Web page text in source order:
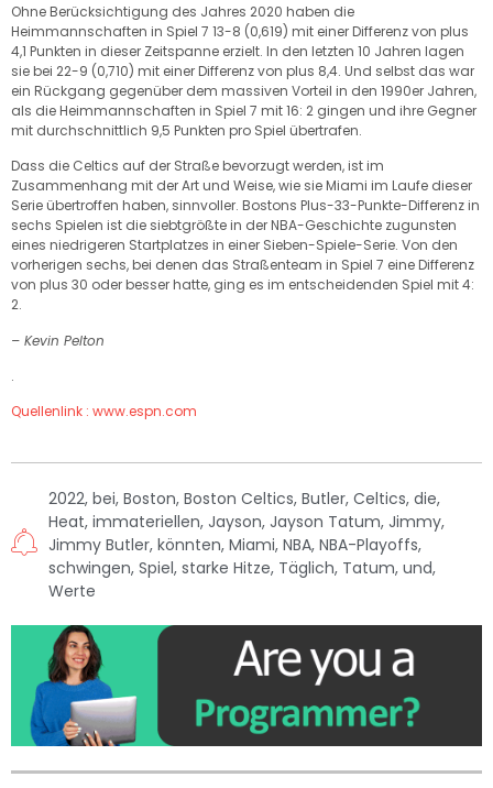
Ohne Berücksichtigung des Jahres 2020 haben die
Heimmannschaften in Spiel 7 13-8 (0,619) mit einer Differenz von plus
4,1 Punkten in dieser Zeitspanne erzielt. In den letzten 10 Jahren lagen
sie bei 22-9 (0,710) mit einer Differenz von plus 8,4. Und selbst das war
ein Rückgang gegenüber dem massiven Vorteil in den 1990er Jahren,
als die Heimmannschaften in Spiel 7 mit 16: 2 gingen und ihre Gegner
mit durchschnittlich 9,5 Punkten pro Spiel übertrafen.
Dass die Celtics auf der Straße bevorzugt werden, ist im
Zusammenhang mit der Art und Weise, wie sie Miami im Laufe dieser
Serie übertroffen haben, sinnvoller. Bostons Plus-33-Punkte-Differenz in
sechs Spielen ist die siebtgrößte in der NBA-Geschichte zugunsten
eines niedrigeren Startplatzes in einer Sieben-Spiele-Serie. Von den
vorherigen sechs, bei denen das Straßenteam in Spiel 7 eine Differenz
von plus 30 oder besser hatte, ging es im entscheidenden Spiel mit 4:
2.
– Kevin Pelton
.
Quellenlink : www.espn.com
2022, bei, Boston, Boston Celtics, Butler, Celtics, die,
Heat, immateriellen, Jayson, Jayson Tatum, Jimmy,
Jimmy Butler, könnten, Miami, NBA, NBA-Playoffs,
schwingen, Spiel, starke Hitze, Täglich, Tatum, und,
Werte